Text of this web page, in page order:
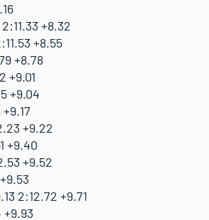
+8.32
+8.55
+8.78
+9.01
+9.04
+9.22
+9.40
+9.52
2:12.72 +9.71
+9.93